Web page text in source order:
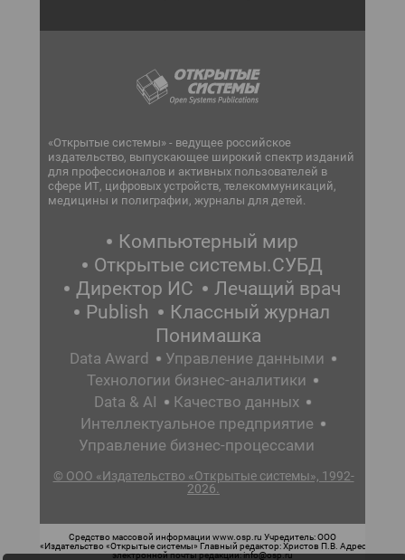
«Открытые системы» - ведущее российское
издательство, выпускающее широкий спектр изданий
для профессионалов и активных пользователей в
сфере ИТ, цифровых устройств, телекоммуникаций,
медицины и полиграфии, журналы для детей.
Компьютерный мир
Открытые системы.СУБД
Директор ИС
Лечащий врач
Publish
Классный журнал
Понимашка
Data Award
Управление данными
Технологии бизнес-аналитики
Data & AI
Качество данных
Интеллектуальное предприятие
Управление бизнес-процессами
© ООО «Издательство «Открытые системы», 1992-
2026.
Средство массовой информации www.osp.ru Учредитель: ООО
«Издательство «Открытые системы» Главный редактор: Христов П.В. Адрес
электронной почты редакции: info@osp.ru